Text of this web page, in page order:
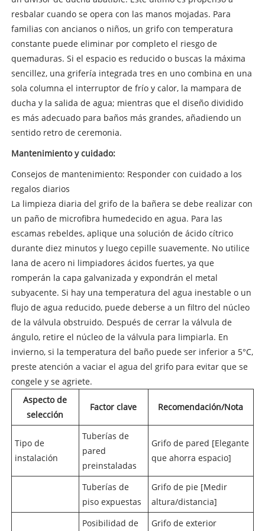
resbalar cuando se opera con las manos mojadas. Para
familias con ancianos o niños, un grifo con temperatura
constante puede eliminar por completo el riesgo de
quemaduras. Si el espacio es reducido o buscas la máxima
sencillez, una grifería integrada tres en uno combina en una
sola columna el interruptor de frío y calor, la mampara de
ducha y la salida de agua; mientras que el diseño dividido
es más adecuado para baños más grandes, añadiendo un
sentido retro de ceremonia.
Mantenimiento y cuidado:
Consejos de mantenimiento: Responder con cuidado a los
regalos diarios
La limpieza diaria del grifo de la bañera se debe realizar con
un paño de microfibra humedecido en agua. Para las
escamas rebeldes, aplique una solución de ácido cítrico
durante diez minutos y luego cepille suavemente. No utilice
lana de acero ni limpiadores ácidos fuertes, ya que
romperán la capa galvanizada y expondrán el metal
subyacente. Si hay una temperatura del agua inestable o un
flujo de agua reducido, puede deberse a un filtro del núcleo
de la válvula obstruido. Después de cerrar la válvula de
ángulo, retire el núcleo de la válvula para limpiarla. En
invierno, si la temperatura del baño puede ser inferior a 5°C,
preste atención a vaciar el agua del grifo para evitar que se
congele y se agriete.
Aspecto de
selección
Factor clave Recomendación/Nota
Tipo de
instalación
Tuberías de
pared
preinstaladas
Grifo de pared [Elegante
que ahorra espacio]
Tuberías de
piso expuestas
Grifo de pie [Medir
altura/distancia]
Posibilidad de
Grifo de exterior